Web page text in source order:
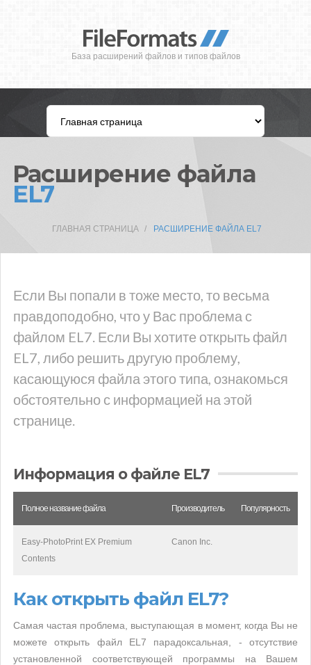
База расширений файлов и типов файлов
Расширение файла
EL7
ГЛАВНАЯ СТРАНИЦА РАСШИРЕНИЕ ФАЙЛА EL7
Если Вы попали в тоже место, то весьма
правдоподобно, что у Вас проблема с
файлом EL7. Если Вы хотите открыть файл
EL7, либо решить другую проблему,
касающуюся файла этого типа, ознакомься
обстоятельно с информацией на этой
странице.
Информация о файле EL7
Полное название файла Производитель Популярность
Easy-PhotoPrint EX Premium
Contents
Canon Inc.
Как открыть файл EL7?
Самая частая проблема, выступающая в момент, когда Вы не
можете открыть файл EL7 парадоксальная, - отсутствие
установленной соответствующей программы на Вашем